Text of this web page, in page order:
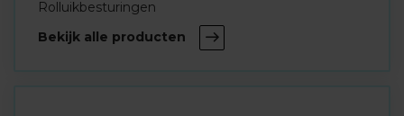
Rolluikbesturingen
Bekijk alle producten